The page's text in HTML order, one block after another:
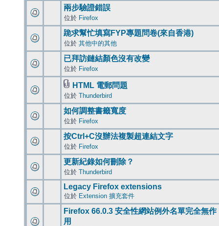
兩步驗證錯誤
位於 Firefox
跪求幫忙填寫FYP專題問卷(來自香港)
位於 其他中的其他
已拜訪鏈結顏色沒有改變
位於 Firefox
HTML 電郵問題
位於 Thunderbird
如何調整書籤寬度
位於 Firefox
按Ctrl+C沒辦法複製超連結文字
位於 Firefox
更新紀錄如何刪除？
位於 Thunderbird
Legacy Firefox extensions
位於 Extension 擴充套件
Firefox 66.0.3 安全性網站例外名單完全無作
用